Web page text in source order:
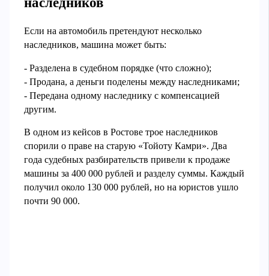
Если на автомобиль претендуют несколько
наследников, машина может быть:
- Разделена в судебном порядке (что сложно);
- Продана, а деньги поделены между наследниками;
- Передана одному наследнику с компенсацией
другим.
В одном из кейсов в Ростове трое наследников
спорили о праве на старую «Тойоту Камри». Два
года судебных разбирательств привели к продаже
машины за 400 000 рублей и разделу суммы. Каждый
получил около 130 000 рублей, но на юристов ушло
почти 90 000.